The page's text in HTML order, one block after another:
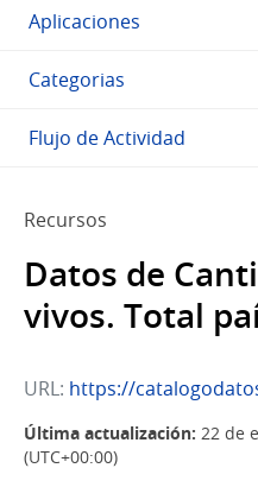
Aplicaciones
Categorias
Flujo de Actividad
Recursos
Datos de
vivos. Total
URL: https://catalogodatos.gub.uy/dataset/b93e3fef-e9ba-4f53-bca6-0ce2261a2cf4/
Última actualización: 22 de
(UTC+00:00)